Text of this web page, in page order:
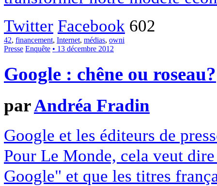
Twitter Facebook 602
42, financement, Internet, médias, owni
Presse Enquête • 13 décembre 2012
Google : chêne ou roseau?
parAndréa Fradin
Google et les éditeurs de
Pour Le Monde, cela veut
Google" et que les titres